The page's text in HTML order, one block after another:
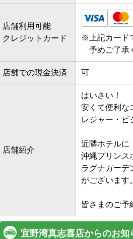
店舗利用可能
クレジットカード
※ 上記カー
予めご了承
店舗での現金決済 可
店舗紹介
はいさい！
安くて便利な
レジャー・ビ
近隣ホテルに
沖縄プリンス
ラグナガーデ
がございます。
皆さまのご予
宜野湾真志喜店からのお知